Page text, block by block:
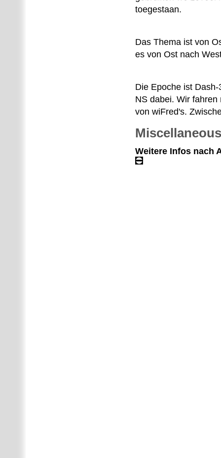
toegestaan.
Das Thema ist von
es von Ost nach
Die Epoche ist
NS dabei. Wir
von wiFred's.
Miscellaneous
Weitere Infos nach